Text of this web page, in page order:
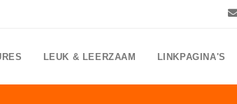
LEUK & LEERZAAM LINKPAGINA'S